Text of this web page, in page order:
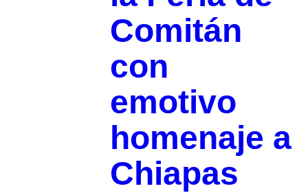
Comitán
con
emotivo
homenaje a
Chiapas